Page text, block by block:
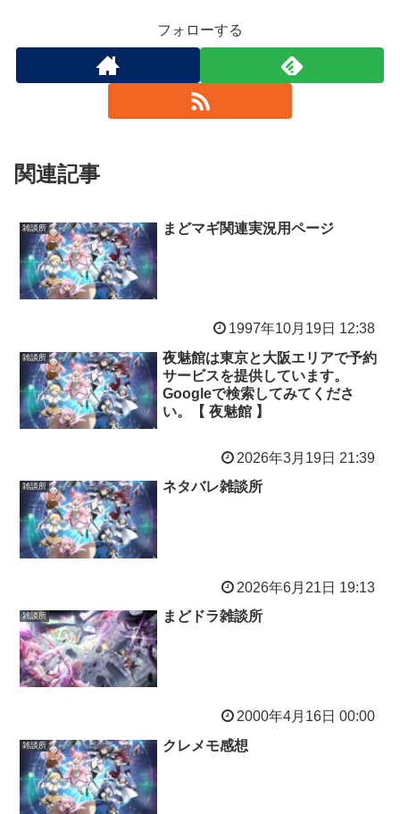
フォローする
関連記事
雑談所 まどマギ関連実況用ページ
1997年10月19日 12:38
雑談所
夜魅館は東京と大阪エリアで予約
サービスを提供しています。
Googleで検索してみてくださ
い。【 夜魅館 】
2026年3月19日 21:39
雑談所 ネタバレ雑談所
2026年6月21日 19:13
雑談所 まどドラ雑談所
2000年4月16日 00:00
雑談所 クレメモ感想